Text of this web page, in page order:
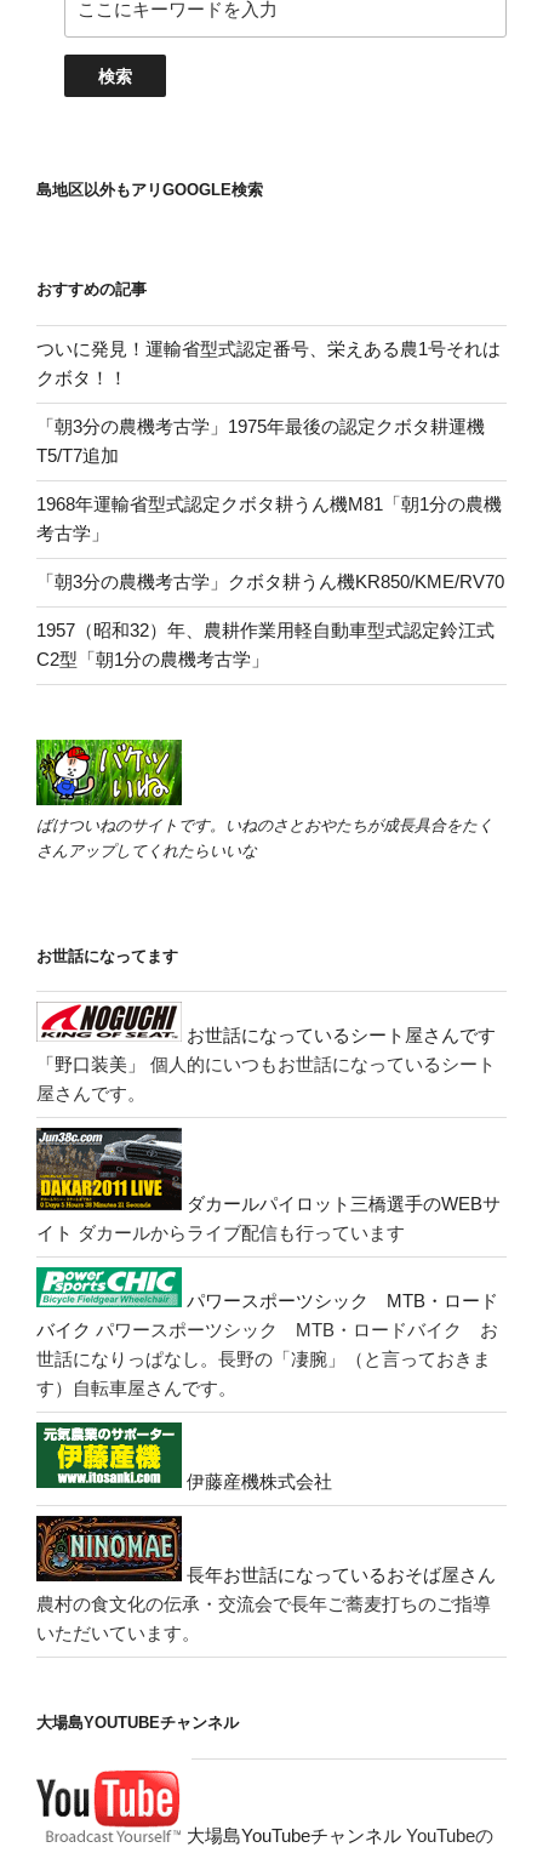
島地区以外もアリGOOGLE検索
おすすめの記事
ついに発見！運輸省型式認定番号、栄えある農1号それは
クボタ！！
「朝3分の農機考古学」1975年最後の認定クボタ耕運機
T5/T7追加
1968年運輸省型式認定クボタ耕うん機M81「朝1分の農機
考古学」
「朝3分の農機考古学」クボタ耕うん機KR850/KME/RV70
1957（昭和32）年、農耕作業用軽自動車型式認定鈴江式
C2型「朝1分の農機考古学」
ばけついねのサイトです。いねのさとおやたちが成長具合をたく
さんアップしてくれたらいいな
お世話になってます
お世話になっているシート屋さんです
「野口装美」
個人的にいつもお世話になっているシート
屋さんです。
ダカールパイロット三橋選手のWEBサ
イト ダカールからライブ配信も行っています
パワースポーツシック MTB・ロード
バイク パワースポーツシック MTB・ロードバイク お
世話になりっぱなし。長野の「凄腕」（と言っておきま
す）自転車屋さんです。
伊藤産機株式会社
長年お世話になっているおそば屋さん
農村の食文化の伝承・交流会で長年ご蕎麦打ちのご指導
いただいています。
大場島YOUTUBEチャンネル
大場島YouTubeチャンネル YouTubeの